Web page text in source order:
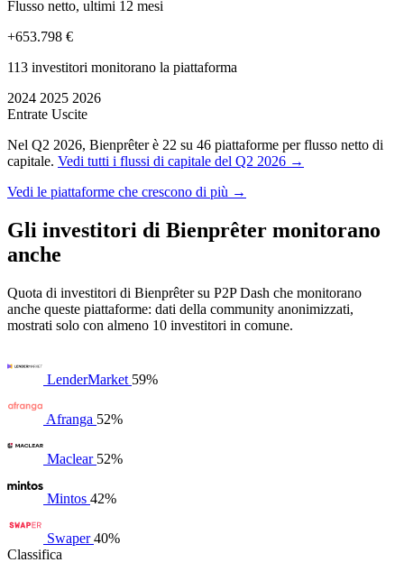
Flusso netto, ultimi 12 mesi
+653.798 €
113 investitori monitorano la piattaforma
2024 2025 2026
Entrate Uscite
Nel Q2 2026, Bienprêter è 22 su 46 piattaforme per flusso netto di
capitale. Vedi tutti i flussi di capitale del Q2 2026 →
Vedi le piattaforme che crescono di più →
Gli investitori di Bienprêter monitorano
anche
Quota di investitori di Bienprêter su P2P Dash che monitorano
anche queste piattaforme: dati della community anonimizzati,
mostrati solo con almeno 10 investitori in comune.
LenderMarket 59%
Afranga 52%
Maclear 52%
Mintos 42%
Swaper40%
Classifica